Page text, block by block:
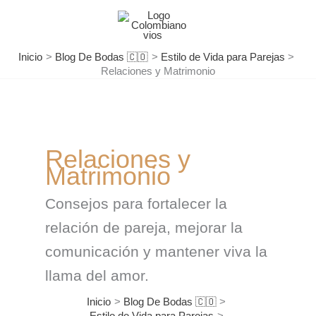
Inicio
Blog De Bodas 🇨🇴
Estilo de Vida para Parejas
Relaciones y Matrimonio
Relaciones y
Matrimonio
Consejos para fortalecer la
relación de pareja, mejorar la
comunicación y mantener viva la
llama del amor.
Inicio
Blog De Bodas 🇨🇴